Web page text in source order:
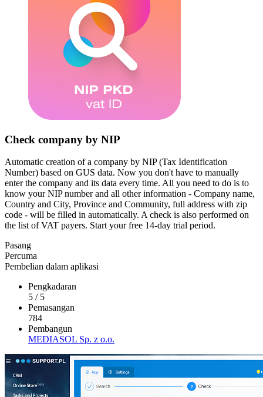
Check company by NIP
Automatic creation of a company by NIP (Tax Identification
Number) based on GUS data. Now you don't have to manually
enter the company and its data every time. All you need to do is to
know your NIP number and all other information - Company name,
Country and City, Province and Community, full address with zip
code - will be filled in automatically. A check is also performed on
the list of VAT payers. Start your free 14-day trial period.
Pasang
Percuma
Pembelian dalam aplikasi
Pengkadaran
5 / 5
Pemasangan
784
Pembangun
MEDIASOL Sp. z o.o.